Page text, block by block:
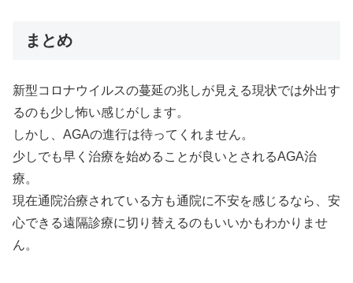
まとめ
新型コロナウイルスの蔓延の兆しが見える現状では外出す
るのも少し怖い感じがします。
しかし、AGAの進行は待ってくれません。
少しでも早く治療を始めることが良いとされるAGA治
療。
現在通院治療されている方も通院に不安を感じるなら、安
心できる遠隔診療に切り替えるのもいいかもわかりませ
ん。